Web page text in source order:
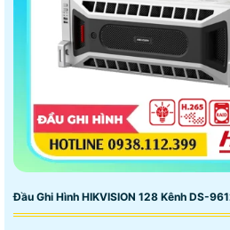
Đầu Ghi Hình HIKVISION 128 Kênh DS-